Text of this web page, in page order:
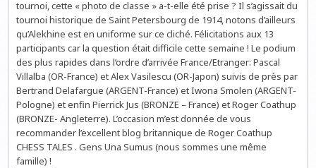
LA
QUESTION
PEOPLE
DU
tournoi, cette « photo de classe » a-t-elle été prise ? Il s’agissait du
tournoi historique de Saint Petersbourg de 1914, notons d’ailleurs
qu’Alekhine est en uniforme sur ce cliché. Félicitations aux 13
participants car la question était difficile cette semaine ! Le podium
des plus rapides dans l’ordre d’arrivée France/Etranger: Pascal
Villalba (OR-France) et Alex Vasilescu (OR-Japon) suivis de près par
Bertrand Delafargue (ARGENT-France) et Iwona Smolen (ARGENT-
Pologne) et enfin Pierrick Jus (BRONZE – France) et Roger Coathup
(BRONZE- Angleterre). L’occasion m’est donnée de vous
recommander l’excellent blog britannique de Roger Coathup
CHESS TALES . Gens Una Sumus (nous sommes une même
famille) !